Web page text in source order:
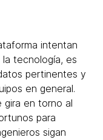
intentan
tecnología, es
pertinentes y
en general.
gira en torno al
para
sigan